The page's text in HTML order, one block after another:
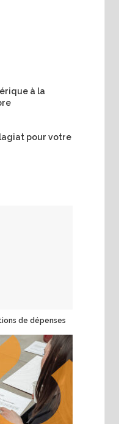
à la
pour votre
de dépenses